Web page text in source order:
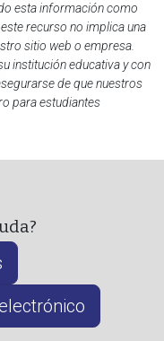
esta información como
recurso no implica una
sitio web o empresa.
institución educativa y con
de que nuestros
para estudiantes